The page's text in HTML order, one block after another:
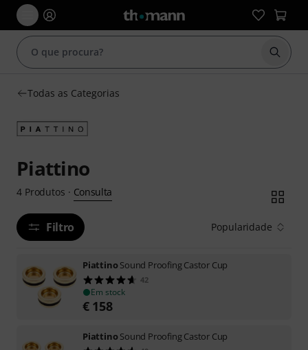
Iniciar
Todas as Categorias
Piattino
4 Produtos · Consulta
Filtro Popularidade
PiattinoSound Proofing Castor Cup
42
Em stock
€ 158
PiattinoSound Proofing Castor Cup